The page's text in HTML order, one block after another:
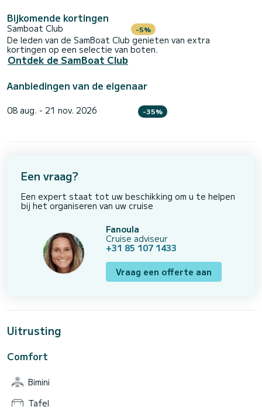
Bijkomende kortingen
Samboat Club -5%
De leden van de SamBoat Club genieten van extra
kortingen op een selectie van boten.
Ontdek de SamBoat Club
Aanbiedingen van de eigenaar
08 aug. - 21 nov. 2026 -35%
Een vraag?
Een expert staat tot uw beschikking om u te helpen
bij het organiseren van uw cruise
Fanoula
Cruise adviseur
+31 85 107 1433
Vraag een offerte aan
Uitrusting
Comfort
Bimini
Tafel